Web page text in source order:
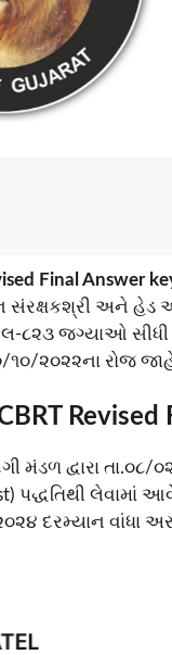
Final Answer
અને હેડ
કુલ-૮૨૩ જગ્યાઓ
૧૦/૨૦૨૨ના
મંડળ દ્વારા
પદ્ધતિથી
દરમ્યાન વાંધા